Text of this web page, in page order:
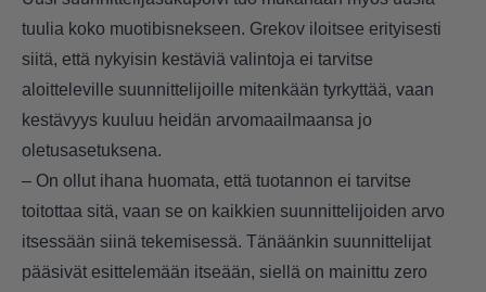
tuulia koko muotibisnekseen. Grekov iloitsee erityisesti
siitä, että nykyisin kestäviä valintoja ei tarvitse
aloitteleville suunnittelijoille mitenkään tyrkyttää, vaan
kestävyys kuuluu heidän arvomaailmaansa jo
oletusasetuksena.
– On ollut ihana huomata, että tuotannon ei tarvitse
toitottaa sitä, vaan se on kaikkien suunnittelijoiden arvo
itsessään siinä tekemisessä. Tänäänkin suunnittelijat
pääsivät esittelemään itseään, siellä on mainittu zero